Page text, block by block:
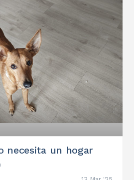
necesita un hogar